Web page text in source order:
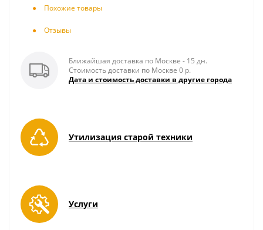
Похожие товары
Отзывы
Ближайшая доставка по Москве - 15 дн.
Стоимость доставки по Москве 0 р.
Дата и стоимость доставки в другие города
Утилизация старой техники
Услуги